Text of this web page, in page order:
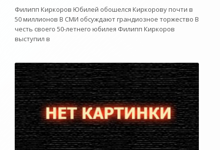
Филипп Киркоров Юбилей обошелся Киркорову почти в
50 миллионов В СМИ обсуждают грандиозное торжество В
честь своего 50-летнего юбилея Филипп Киркоров
выступил в